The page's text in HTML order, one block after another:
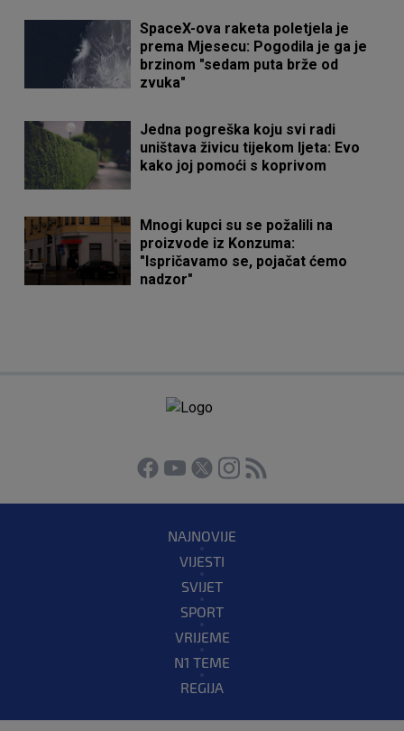
SpaceX-ova raketa poletjela je
prema Mjesecu: Pogodila je ga je
brzinom "sedam puta brže od
zvuka"
Jedna pogreška koju svi radi
uništava živicu tijekom ljeta: Evo
kako joj pomoći s koprivom
Mnogi kupci su se požalili na
proizvode iz Konzuma:
"Ispričavamo se, pojačat ćemo
nadzor"
NAJNOVIJE
VIJESTI
SVIJET
SPORT
VRIJEME
N1 TEME
REGIJA